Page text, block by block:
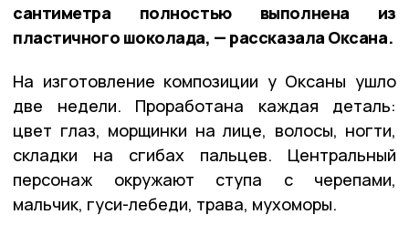
сантиметра полностью выполнена из
пластичного шоколада, — рассказала Оксана.
На изготовление композиции у Оксаны ушло
две недели. Проработана каждая деталь:
цвет глаз, морщинки на лице, волосы, ногти,
складки на сгибах пальцев. Центральный
персонаж окружают ступа с черепами,
мальчик, гуси-лебеди, трава, мухоморы.